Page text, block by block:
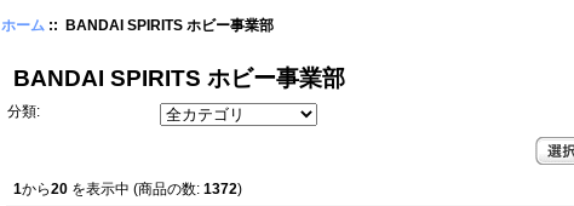
ホーム :: BANDAI SPIRITS ホビー事業部
BANDAI SPIRITS ホビー事業部
分類:
1から20を表示中 (商品の数: 1372)